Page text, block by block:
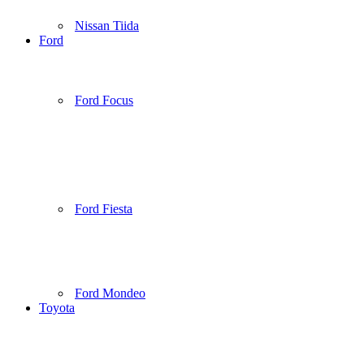
Nissan Tiida
Ford
Ford Focus
Ford Fiesta
Ford Mondeo
Toyota